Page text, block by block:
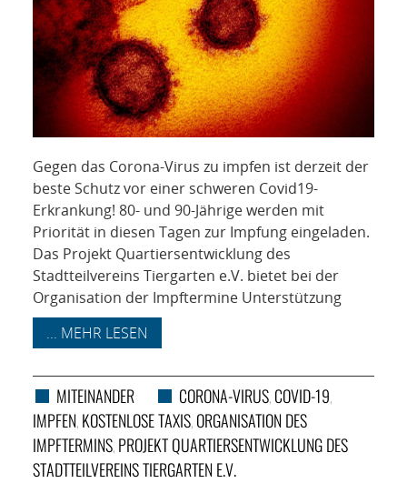
Gegen das Corona-Virus zu impfen ist derzeit der
beste Schutz vor einer schweren Covid19-
Erkrankung! 80- und 90-Jährige werden mit
Priorität in diesen Tagen zur Impfung eingeladen.
Das Projekt Quartiersentwicklung des
Stadtteilvereins Tiergarten e.V. bietet bei der
Organisation der Impftermine Unterstützung
... MEHR LESEN
MITEINANDER CORONA-VIRUS, COVID-19,
IMPFEN, KOSTENLOSE TAXIS, ORGANISATION DES
IMPFTERMINS, PROJEKT QUARTIERSENTWICKLUNG DES
STADTTEILVEREINS TIERGARTEN E.V.